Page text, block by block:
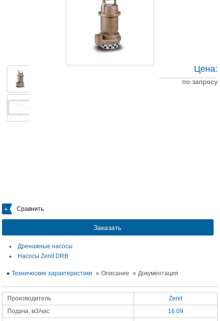
Сравнить
Заказать
Цена:
по запросу
Дренажные насосы
Насосы Zenit DRB
Технические характеристики Описание Документация
Производитель
Zenit
Подача, м3/час
16.09